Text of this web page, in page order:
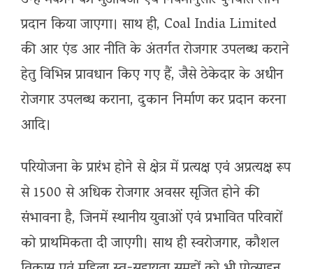
प्रदान किया जाएगा। साथ ही, Coal India Limited
की आर एंड आर नीति के अंतर्गत रोजगार उपलब्ध कराने
हेतु विभिन्न प्रावधान किए गए हैं, जैसे ठेकेदार के अधीन
रोजगार उपलब्ध कराना, दुकान निर्माण कर प्रदान करना
आदि।
परियोजना के प्रारंभ होने से क्षेत्र में प्रत्यक्ष एवं अप्रत्यक्ष रूप
से 1500 से अधिक रोजगार अवसर सृजित होने की
संभावना है, जिनमें स्थानीय युवाओं एवं प्रभावित परिवारों
को प्राथमिकता दी जाएगी। साथ ही स्वरोजगार, कौशल